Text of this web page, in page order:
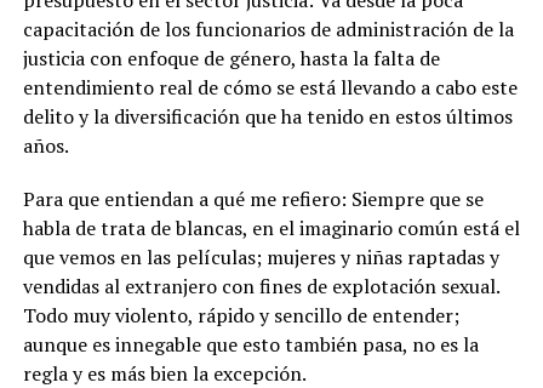
capacitación de los funcionarios de administración de la
justicia con enfoque de género, hasta la falta de
entendimiento real de cómo se está llevando a cabo este
delito y la diversificación que ha tenido en estos últimos
años.
Para que entiendan a qué me refiero: Siempre que se
habla de trata de blancas, en el imaginario común está el
que vemos en las películas; mujeres y niñas raptadas y
vendidas al extranjero con fines de explotación sexual.
Todo muy violento, rápido y sencillo de entender;
aunque es innegable que esto también pasa, no es la
regla y es más bien la excepción.